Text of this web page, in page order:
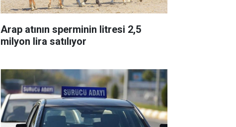
Arap atının sperminin litresi 2,5
milyon lira satılıyor